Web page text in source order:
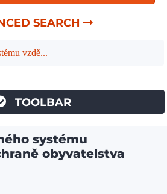
SEARCH
vzdě...
TOOLBAR
systému
obyvatelstva